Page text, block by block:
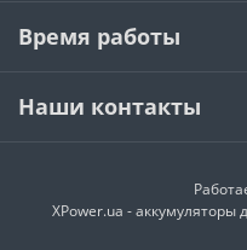
Время работы
Наши контакты
XPower.ua - аккумуляторы